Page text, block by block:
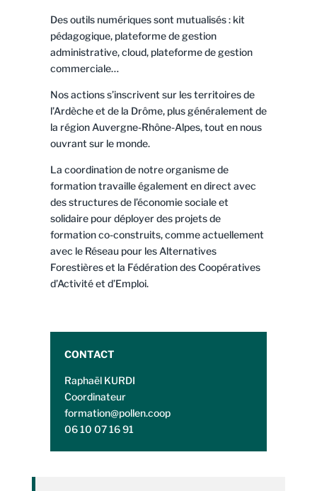
Des outils numériques sont mutualisés : kit
pédagogique, plateforme de gestion
administrative, cloud, plateforme de gestion
commerciale…
Nos actions s’inscrivent sur les territoires de
l’Ardèche et de la Drôme, plus généralement de
la région Auvergne-Rhône-Alpes, tout en nous
ouvrant sur le monde.
La coordination de notre organisme de
formation travaille également en direct avec
des structures de l’économie sociale et
solidaire pour déployer des projets de
formation co-construits, comme actuellement
avec le Réseau pour les Alternatives
Forestières et la Fédération des Coopératives
d’Activité et d’Emploi.
CONTACT
Raphaël KURDI
Coordinateur
formation@pollen.coop
06 10 07 16 91